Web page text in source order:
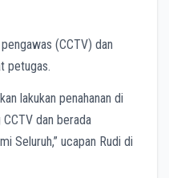
(CCTV) dan
petugas.
lakukan penahanan di
dan berada
Seluruh,” ucapan Rudi di